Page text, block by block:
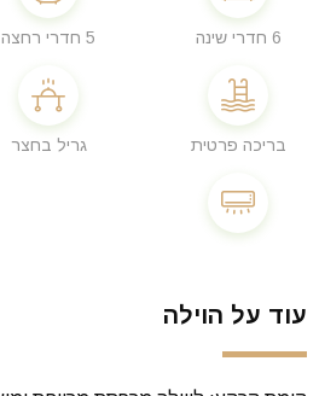
6 חדרי שינה 5 חדרי רחצה
בריכה פרטית גריל בחצר
עוד על הוילה